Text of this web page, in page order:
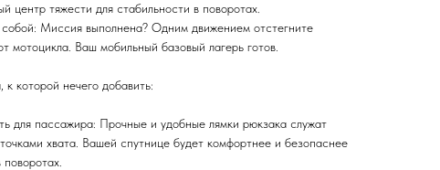
центр тяжести для стабильности в поворотах.
Миссия выполнена? Одним движением отстегните
мотоцикла. Ваш мобильный базовый лагерь готов.
к которой нечего добавить:
для пассажира: Прочные и удобные лямки рюкзака служат
хвата. Вашей спутнице будет комфортнее и безопаснее